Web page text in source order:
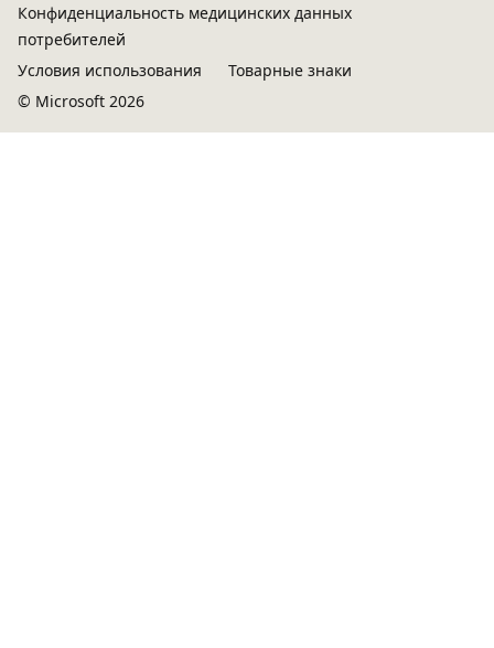
Конфиденциальность медицинских данных
потребителей
Условия использования
Товарные знаки
© Microsoft 2026